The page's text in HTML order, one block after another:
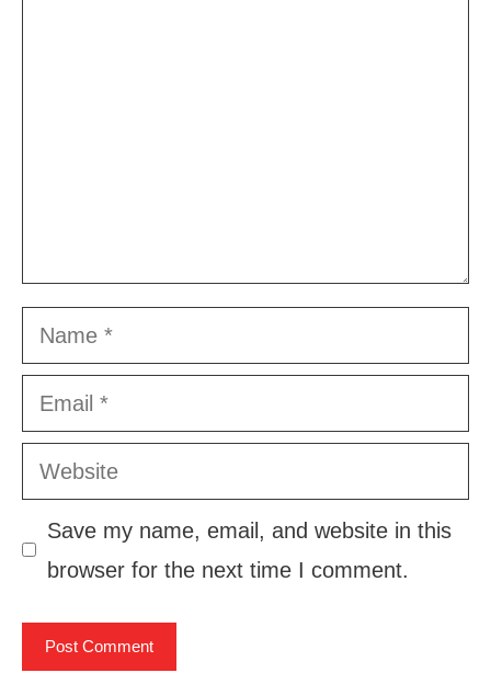
Name
Email
Website
Save my name, email, and website in this
browser for the next time I comment.